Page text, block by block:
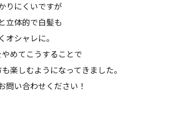
りにくいですが
立体的で白髪も
オシャレに。
めてこうすることで
楽しむようになってきました。
問い合わせください！